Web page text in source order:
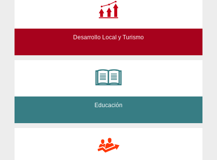
Desarrollo Local y Turismo
Educación